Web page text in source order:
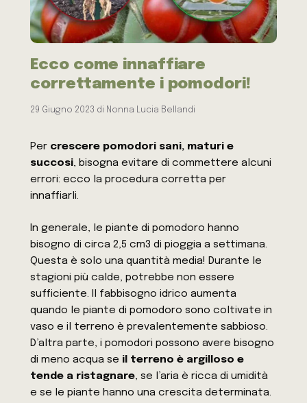
Ecco come innaffiare
correttamente i pomodori!
29 Giugno 2023 di Nonna Lucia Bellandi
Per crescere pomodori sani, maturi e
succosi, bisogna evitare di commettere alcuni
errori: ecco la procedura corretta per
innaffiarli.
In generale, le piante di pomodoro hanno
bisogno di circa 2,5 cm3 di pioggia a settimana.
Questa è solo una quantità media! Durante le
stagioni più calde, potrebbe non essere
sufficiente. Il fabbisogno idrico aumenta
quando le piante di pomodoro sono coltivate in
vaso e il terreno è prevalentemente sabbioso.
D’altra parte, i pomodori possono avere bisogno
di meno acqua se il terreno è argilloso e
tende a ristagnare, se l’aria è ricca di umidità
e se le piante hanno una crescita determinata.